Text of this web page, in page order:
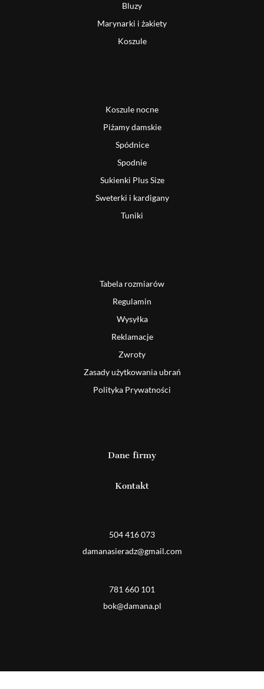
Bluzy
Marynarki i żakiety
Koszule
Koszule nocne
Piżamy damskie
Spódnice
Spodnie
Sukienki Plus Size
Sweterki i kardigany
Tuniki
Tabela rozmiarów
Regulamin
Wysyłka
Reklamacje
Zwroty
Zasady użytkowania ubrań
Polityka Prywatności
Dane firmy
Kontakt
504 416 073
damanasieradz@gmail.com
781 660 101
bok@damana.pl